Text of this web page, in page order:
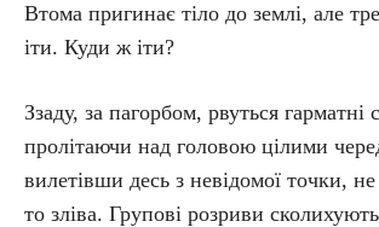
Втома пригинає тіло до землі, але
іти. Куди ж іти?
Ззаду, за пагорбом, рвуться гарматні
пролітаючи над головою цілими
вилетівши десь з невідомої точки,
то зліва. Групові розриви